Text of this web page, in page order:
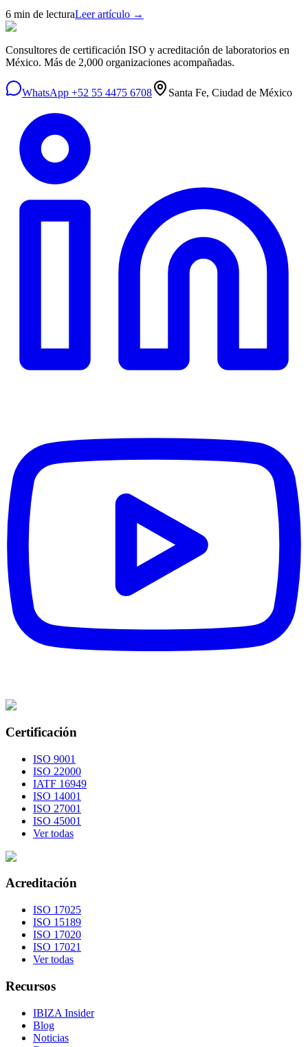
6 min de lecturaLeer artículo →
Consultores de certificación ISO y acreditación de laboratorios en
México. Más de 2,000 organizaciones acompañadas.
WhatsApp +52 55 4475 6708 Santa Fe, Ciudad de México
Certificación
ISO 9001
ISO 22000
IATF 16949
ISO 14001
ISO 27001
ISO 45001
Ver todas
Acreditación
ISO 17025
ISO 15189
ISO 17020
ISO 17021
Ver todas
Recursos
IBIZA Insider
Blog
Noticias